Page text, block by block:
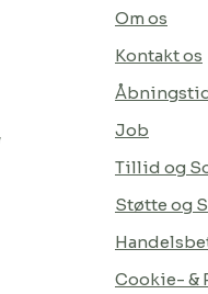
Om os
Kontakt os
Job
Tillid og
Støtte og
Cookie- &